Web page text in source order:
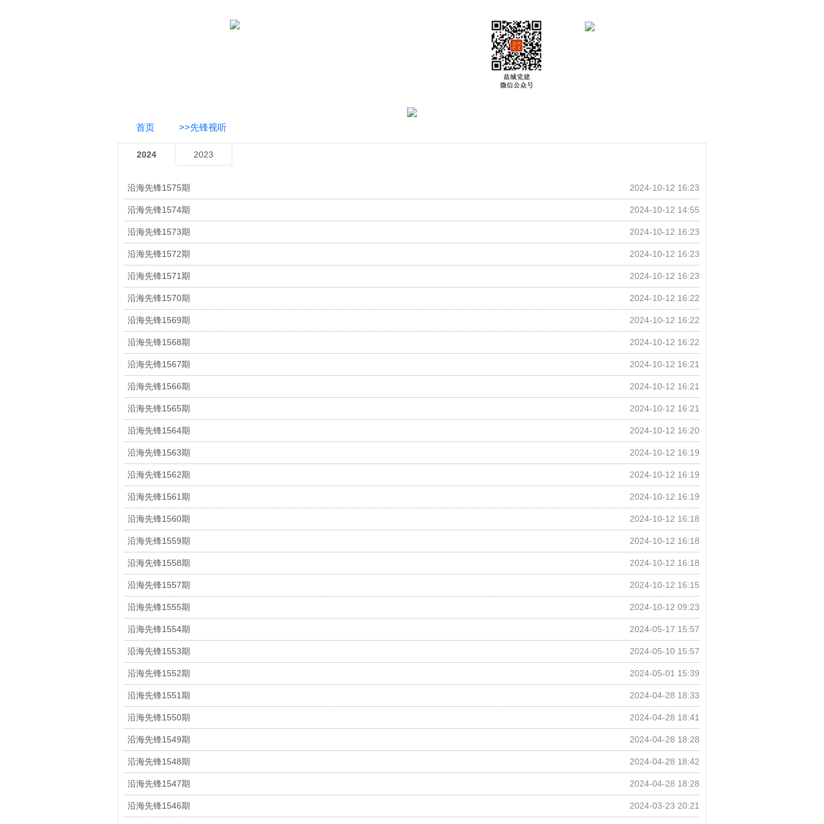
首页 >>先锋视听
2024 2023
沿海先锋1575期 2024-10-12 16:23
沿海先锋1574期 2024-10-12 14:55
沿海先锋1573期 2024-10-12 16:23
沿海先锋1572期 2024-10-12 16:23
沿海先锋1571期 2024-10-12 16:23
沿海先锋1570期 2024-10-12 16:22
沿海先锋1569期 2024-10-12 16:22
沿海先锋1568期 2024-10-12 16:22
沿海先锋1567期 2024-10-12 16:21
沿海先锋1566期 2024-10-12 16:21
沿海先锋1565期 2024-10-12 16:21
沿海先锋1564期 2024-10-12 16:20
沿海先锋1563期 2024-10-12 16:19
沿海先锋1562期 2024-10-12 16:19
沿海先锋1561期 2024-10-12 16:19
沿海先锋1560期 2024-10-12 16:18
沿海先锋1559期 2024-10-12 16:18
沿海先锋1558期 2024-10-12 16:18
沿海先锋1557期 2024-10-12 16:15
沿海先锋1555期 2024-10-12 09:23
沿海先锋1554期 2024-05-17 15:57
沿海先锋1553期 2024-05-10 15:57
沿海先锋1552期 2024-05-01 15:39
沿海先锋1551期 2024-04-28 18:33
沿海先锋1550期 2024-04-28 18:41
沿海先锋1549期 2024-04-28 18:28
沿海先锋1548期 2024-04-28 18:42
沿海先锋1547期 2024-04-28 18:28
沿海先锋1546期 2024-03-23 20:21